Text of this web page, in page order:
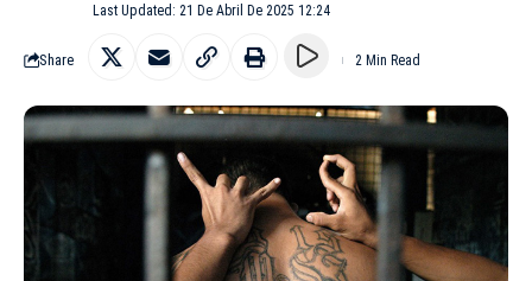
Last Updated: 21 De Abril De 2025 12:24
Share 2 Min Read